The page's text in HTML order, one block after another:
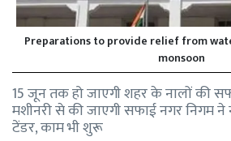
Preparations to provide relief from
monsoon
15 जून तक हो जाएगी शहर के नालों की
मशीनरी से की जाएगी सफाई नगर निगम
टेंडर, काम भी शुरू